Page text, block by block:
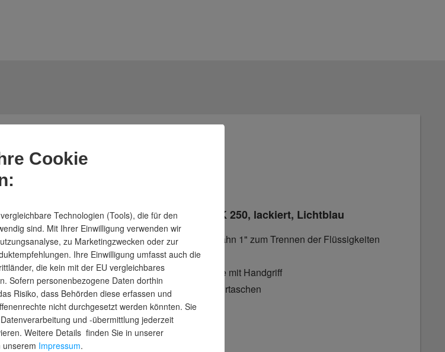
Späne-Kippmulde SKK 250, lackiert, Lichtblau
Siebblech und Ablasshahn 1" zum Trennen der Flüssigkeiten
von Feststoffen
Kippbar gelagerte Mulde mit Handgriff
Grundrahmen mit Einfahrtaschen
Hier zum Produkt
Cookie
Technologien (Tools), die für den
sind. Mit Ihrer Einwilligung verwenden wir
zu Marketingzwecken oder zur
Ihre Einwilligung umfasst auch die
die kein mit der EU vergleichbares
Sofern personenbezogene Daten dorthin
Risiko, dass Behörden diese erfassen und
nicht durchgesetzt werden könnten. Sie
und -übermittlung jederzeit
Weitere Details finden Sie in unserer
unserem Impressum.